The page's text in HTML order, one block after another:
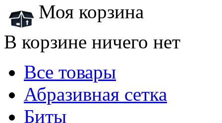
Моя корзина
В корзине ничего нет
Все товары
Абразивная сетка
Биты